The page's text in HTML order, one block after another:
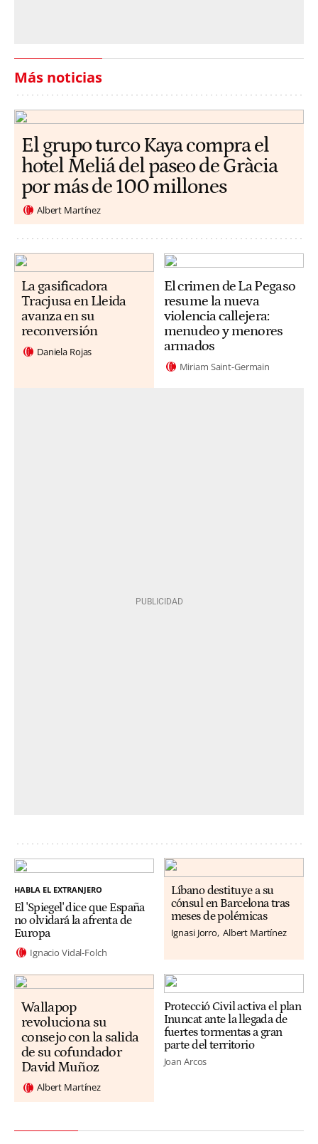
Más noticias
El grupo turco Kaya compra el
hotel Meliá del paseo de Gràcia
por más de 100 millones
Albert Martínez
La gasificadora
Tracjusa en Lleida
avanza en su
reconversión
Daniela Rojas
El crimen de La Pegaso
resume la nueva
violencia callejera:
menudeo y menores
armados
Miriam Saint-Germain
HABLA EL EXTRANJERO
El 'Spiegel' dice que España
no olvidará la afrenta de
Europa
Ignacio Vidal-Folch
Líbano destituye a su
cónsul en Barcelona tras
meses de polémicas
Ignasi Jorro Albert Martínez
Wallapop
revoluciona su
consejo con la salida
de su cofundador
David Muñoz
Albert Martínez
Protecció Civil activa el plan
Inuncat ante la llegada de
fuertes tormentas a gran
parte del territorio
Joan Arcos